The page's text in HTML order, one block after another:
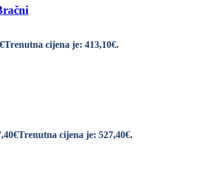
€Trenutna cijena je: 413,10€.
€Trenutna cijena je: 527,40€.